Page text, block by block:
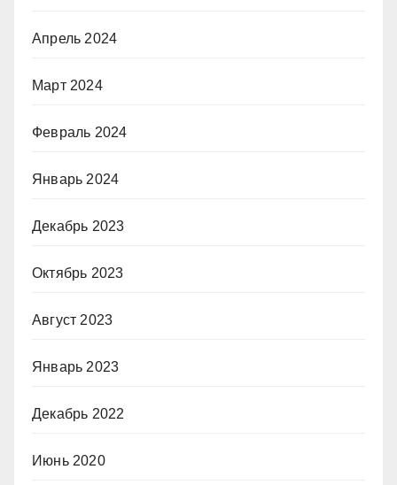
Апрель 2024
Март 2024
Февраль 2024
Январь 2024
Декабрь 2023
Октябрь 2023
Август 2023
Январь 2023
Декабрь 2022
Июнь 2020